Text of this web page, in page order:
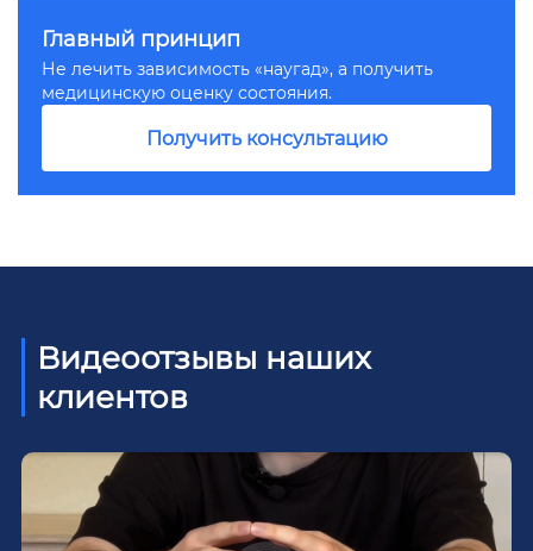
Главный принцип
Не лечить зависимость «наугад», а получить
медицинскую оценку состояния.
Получить консультацию
Видеоотзывы наших
клиентов